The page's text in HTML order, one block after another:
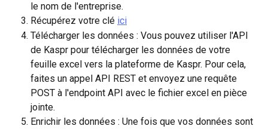
le nom de l'entreprise.
Récupérez votre clé ici
Télécharger les données : Vous pouvez utiliser l'API
de Kaspr pour télécharger les données de votre
feuille excel vers la plateforme de Kaspr. Pour cela,
faites un appel API REST et envoyez une requête
POST à l'endpoint API avec le fichier excel en pièce
jointe.
Enrichir les données : Une fois que vos données sont